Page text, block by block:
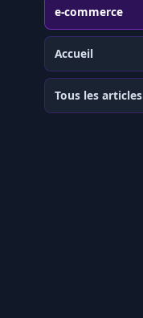
e-commerce
Accueil
Tous les articles